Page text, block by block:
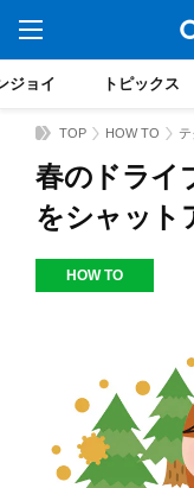
ジョイ トピックス
TOP HOW TO テ
春のドライ
をシャット
HOW TO